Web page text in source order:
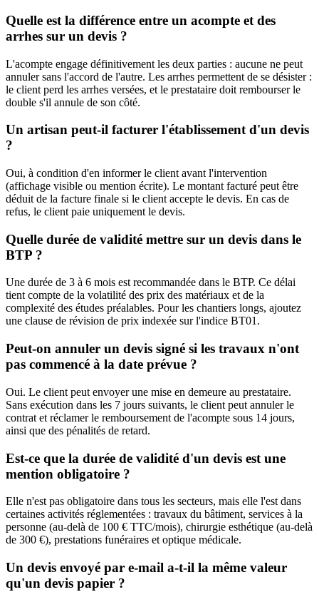
Quelle est la différence entre un acompte et des
arrhes sur un devis ?
L'acompte engage définitivement les deux parties : aucune ne peut
annuler sans l'accord de l'autre. Les arrhes permettent de se désister :
le client perd les arrhes versées, et le prestataire doit rembourser le
double s'il annule de son côté.
Un artisan peut-il facturer l'établissement d'un devis
?
Oui, à condition d'en informer le client avant l'intervention
(affichage visible ou mention écrite). Le montant facturé peut être
déduit de la facture finale si le client accepte le devis. En cas de
refus, le client paie uniquement le devis.
Quelle durée de validité mettre sur un devis dans le
BTP ?
Une durée de 3 à 6 mois est recommandée dans le BTP. Ce délai
tient compte de la volatilité des prix des matériaux et de la
complexité des études préalables. Pour les chantiers longs, ajoutez
une clause de révision de prix indexée sur l'indice BT01.
Peut-on annuler un devis signé si les travaux n'ont
pas commencé à la date prévue ?
Oui. Le client peut envoyer une mise en demeure au prestataire.
Sans exécution dans les 7 jours suivants, le client peut annuler le
contrat et réclamer le remboursement de l'acompte sous 14 jours,
ainsi que des pénalités de retard.
Est-ce que la durée de validité d'un devis est une
mention obligatoire ?
Elle n'est pas obligatoire dans tous les secteurs, mais elle l'est dans
certaines activités réglementées : travaux du bâtiment, services à la
personne (au-delà de 100 € TTC/mois), chirurgie esthétique (au-delà
de 300 €), prestations funéraires et optique médicale.
Un devis envoyé par e-mail a-t-il la même valeur
qu'un devis papier ?